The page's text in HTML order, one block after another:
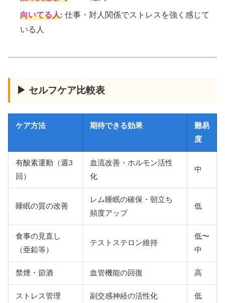
向いてる人: 仕事・対人関係でストレスを強く感じて
いる人
▶ セルフケア比較表
ケア方法 期待できる効果
難易
度
有酸素運動（週3
回）
血流改善・ホルモン活性
化
中
睡眠の質の改善
レム睡眠の確保・朝立ち
頻度アップ
低
食事の見直し
（亜鉛等）
テストステロン維持
低〜
中
禁煙・節酒 血管機能の回復 高
ストレス管理 副交感神経の活性化 低